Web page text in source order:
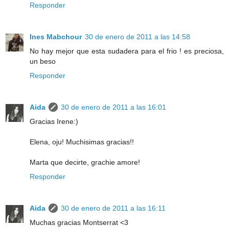
Responder
Ines Mabchour 30 de enero de 2011 a las 14:58
No hay mejor que esta sudadera para el frio ! es preciosa,
un beso
Responder
Aida
30 de enero de 2011 a las 16:01
Gracias Irene:)
Elena, oju! Muchisimas gracias!!
Marta que decirte, grachie amore!
Responder
Aida
30 de enero de 2011 a las 16:11
Muchas gracias Montserrat <3